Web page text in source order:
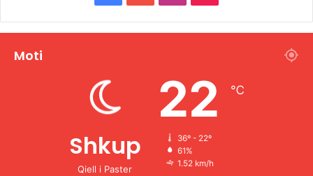
a
b
o
n
a
g
r
i
o
Moti
Shkup
Qiell i Paster
22 ℃
36º - 22º
61%
1.52 km/h